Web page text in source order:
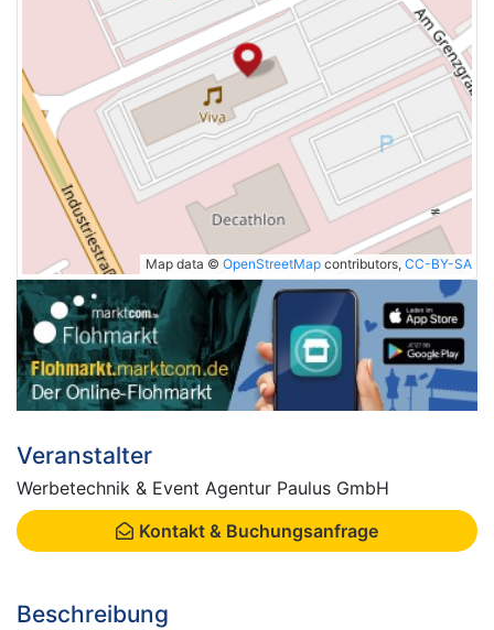
Map data © OpenStreetMap contributors, CC-BY-SA
Veranstalter
Werbetechnik & Event Agentur Paulus GmbH
Kontakt & Buchungsanfrage
Beschreibung